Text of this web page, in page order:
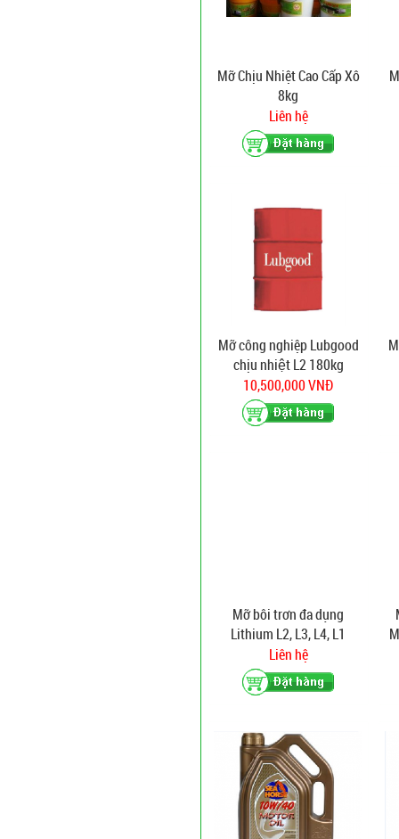
Mỡ Chịu Nhiệt Cao Cấp Xô
8kg
Liên hệ
Mỡ công nghiệp Lubgood
chịu nhiệt L2 180kg
10,500,000 VNĐ
Mỡ bôi trơn đa dụng
Lithium L2, L3, L4, L1
Liên hệ